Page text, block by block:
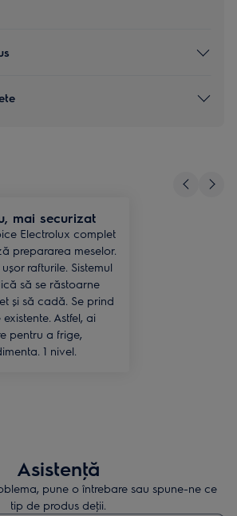
mai securizat
Electrolux complet
prepararea meselor.
rafturile. Sistemul
să se răstoarne
și să cadă. Se prind
Astfel, ai
pentru a frige,
1 nivel.
Asistenţă
pune o întrebare sau spune-ne ce
tip de produs deţii.